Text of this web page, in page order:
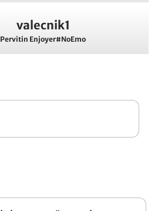
valecnik1
Pervitin Enjoyer#NoEmo